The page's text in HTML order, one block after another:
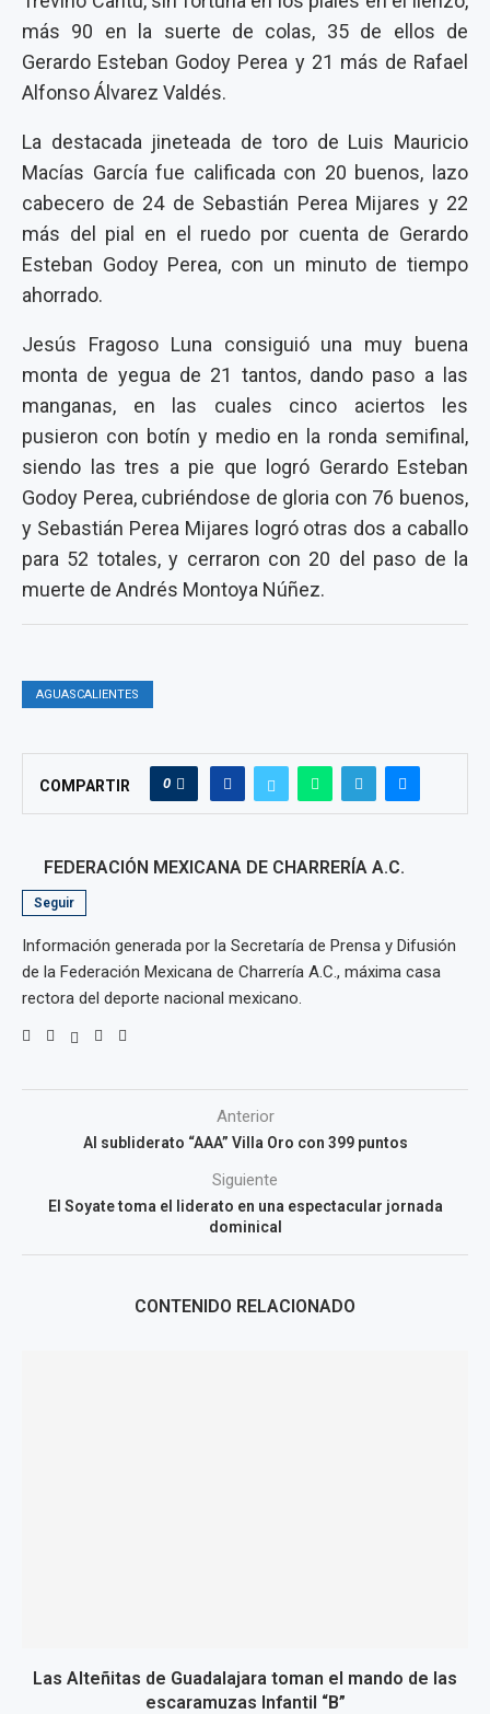
más 90 en la suerte de colas, 35 de ellos de
Gerardo Esteban Godoy Perea y 21 más de Rafael
Alfonso Álvarez Valdés.
La destacada jineteada de toro de Luis Mauricio
Macías García fue calificada con 20 buenos, lazo
cabecero de 24 de Sebastián Perea Mijares y 22
más del pial en el ruedo por cuenta de Gerardo
Esteban Godoy Perea, con un minuto de tiempo
ahorrado.
Jesús Fragoso Luna consiguió una muy buena
monta de yegua de 21 tantos, dando paso a las
manganas, en las cuales cinco aciertos les
pusieron con botín y medio en la ronda semifinal,
siendo las tres a pie que logró Gerardo Esteban
Godoy Perea, cubriéndose de gloria con 76 buenos,
y Sebastián Perea Mijares logró otras dos a caballo
para 52 totales, y cerraron con 20 del paso de la
muerte de Andrés Montoya Núñez.
AGUASCALIENTES
COMPARTIR 0
FEDERACIÓN MEXICANA DE CHARRERÍA A.C.
Seguir
Información generada por la Secretaría de Prensa y Difusión
de la Federación Mexicana de Charrería A.C., máxima casa
rectora del deporte nacional mexicano.
Anterior
Al subliderato “AAA” Villa Oro con 399 puntos
Siguiente
El Soyate toma el liderato en una espectacular jornada
dominical
CONTENIDO RELACIONADO
Las Alteñitas de Guadalajara toman el mando de las
escaramuzas Infantil “B”